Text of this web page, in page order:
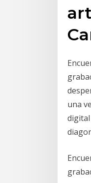
una
digital